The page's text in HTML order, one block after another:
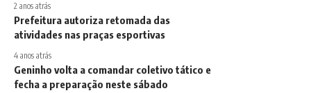
2 anos atrás
Prefeitura autoriza retomada das
atividades nas praças esportivas
4 anos atrás
Geninho volta a comandar coletivo tático e
fecha a preparação neste sábado